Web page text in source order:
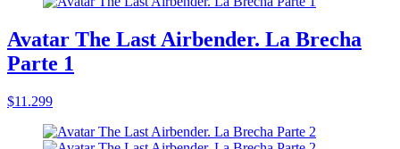
Avatar The Last Airbender. La Brecha
Parte 1
$11.299